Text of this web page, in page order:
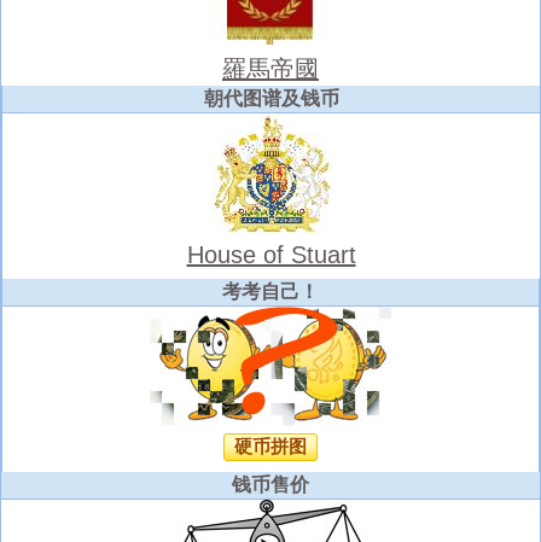
羅馬帝國
朝代图谱及钱币
House of Stuart
考考自己！
硬币拼图
钱币售价